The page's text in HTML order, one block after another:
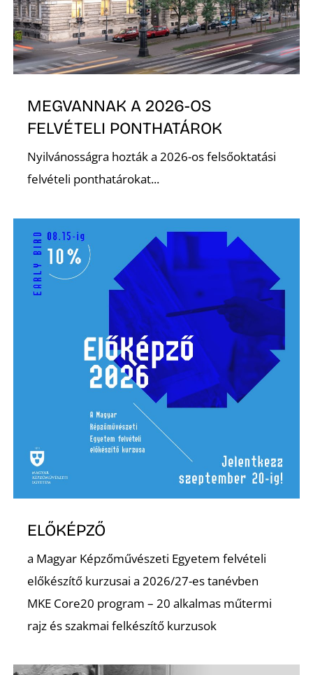
MEGVANNAK A 2026-OS
FELVÉTELI PONTHATÁROK
Nyilvánosságra hozták a 2026-os felsőoktatási
felvételi ponthatárokat...
ELŐKÉPZŐ
a Magyar Képzőművészeti Egyetem felvételi
előkészítő kurzusai a 2026/27-es tanévben
MKE Core20 program – 20 alkalmas műtermi
rajz és szakmai felkészítő kurzusok